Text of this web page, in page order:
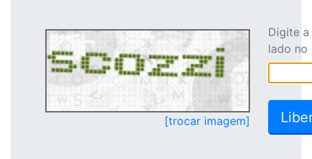
[trocar imagem]
Digite
lado no